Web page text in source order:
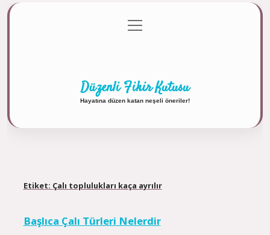
Gizlilik Politikası
menüyü
aç
Düzenli Fikir Kutusu
Hayatına düzen katan neşeli öneriler!
Etiket: Çalı toplulukları kaça ayrılır
Başlıca Çalı Türleri Nelerdir